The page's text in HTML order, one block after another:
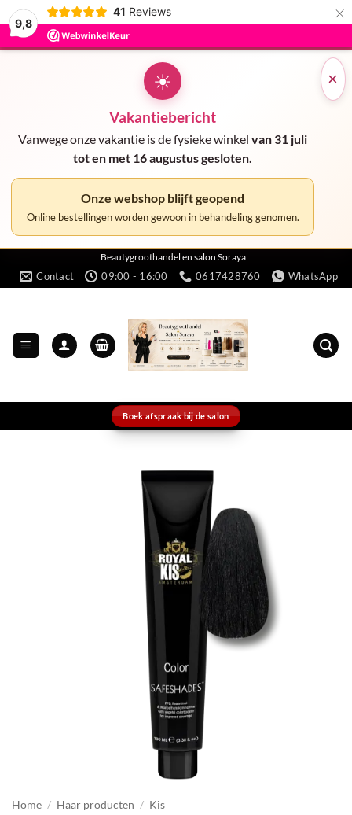
9,8
41 Reviews ×
×
☀
Vakantiebericht
Vanwege onze vakantie is de fysieke winkel van 31 juli
tot en met 16 augustus gesloten.
Onze webshop blijft geopend
Online bestellingen worden gewoon in behandeling genomen.
naar
Beautygroothandel en salon Soraya
Contact 09:00 - 16:00 0617428760 WhatsApp
Boek afspraak bij de salon
Home / Haar producten / Kis